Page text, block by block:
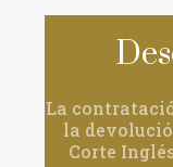
La
la
Corte